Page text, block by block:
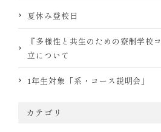
夏休み登校日
『多様性と共生のための寮制学校
立について
1年生対象「系・コース説明会」
カテゴリ